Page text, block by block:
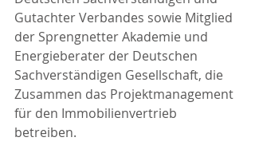
Gutachter Verbandes sowie Mitglied
der Sprengnetter Akademie und
Energieberater der Deutschen
Sachverständigen Gesellschaft, die
Zusammen das Projektmanagement
für den Immobilienvertrieb
betreiben.